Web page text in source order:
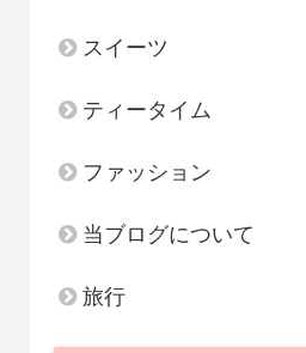
スイーツ
ティータイム
ファッション
当ブログについて
旅行